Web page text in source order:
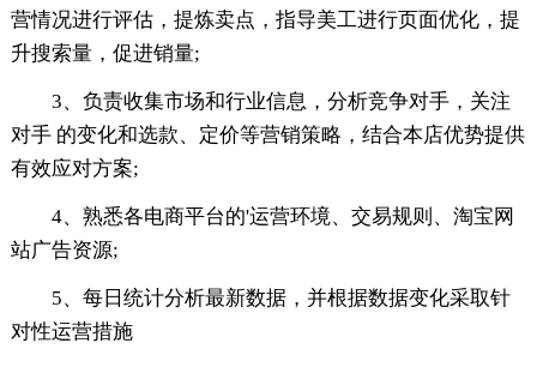
营情况进行评估，提炼卖点，指导美工进行页面优化，提
升搜索量，促进销量;
3、负责收集市场和行业信息，分析竞争对手，关注
对手 的变化和选款、定价等营销策略，结合本店优势提供
有效应对方案;
4、熟悉各电商平台的'运营环境、交易规则、淘宝网
站广告资源;
5、每日统计分析最新数据，并根据数据变化采取针
对性运营措施